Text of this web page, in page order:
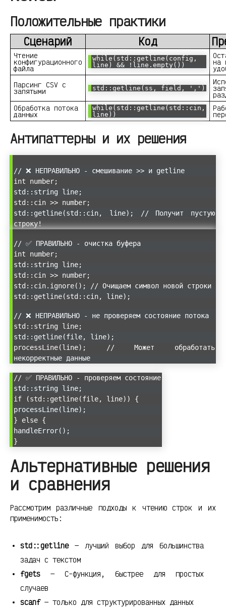
Положительные практики
Сценарий Код
Чтение
конфигурационного
файла
while(std::getline(config,
line) && !line.empty())
на
Парсинг CSV с
запятыми std::getline(ss, field, ',')
Обработка потока
данных
while(std::getline(std::cin,
line))
Антипаттерны и их решения
// ❌ НЕПРАВИЛЬНО - смешивание >> и getline
int number;
std::string line;
std::cin >> number;
std::getline(std::cin, line); // Получит пустую
строку!
// ✅ ПРАВИЛЬНО - очистка буфера
int number;
std::string line;
std::cin >> number;
std::cin.ignore(); // Очищаем символ новой строки
std::getline(std::cin, line);
// ❌ НЕПРАВИЛЬНО - не проверяем состояние потока
std::string line;
std::getline(file, line);
processLine(line); // Может обработать
некорректные данные
// ✅ ПРАВИЛЬНО - проверяем состояние
std::string line;
if (std::getline(file, line)) {
processLine(line);
} else {
handleError();
}
Альтернативные решения
и сравнения
Рассмотрим различные подходы к чтению строк и их
применимость:
std::getline— лучший выбор для большинства
задач с текстом
fgets — C-функция, быстрее для простых
случаев
scanf— только для структурированных данных